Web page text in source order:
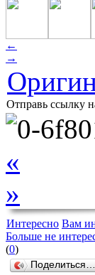
←
→
Отправь ссылку
«
»
Интересно Вам
Больше не
(0)
Поделиться…